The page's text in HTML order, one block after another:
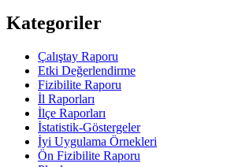
Kategoriler
Çalıştay Raporu
Etki Değerlendirme
Fizibilite Raporu
İl Raporları
İlçe Raporları
İstatistik-Göstergeler
İyi Uygulama Örnekleri
Ön Fizibilite Raporu